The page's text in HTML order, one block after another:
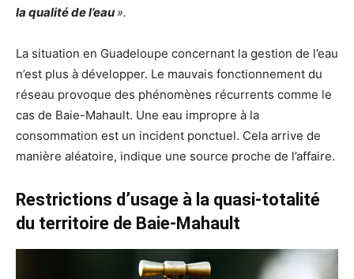
la qualité de l’eau».
La situation en Guadeloupe concernant la gestion de l’eau
n’est plus à développer. Le mauvais fonctionnement du
réseau provoque des phénomènes récurrents comme le
cas de Baie-Mahault. Une eau impropre à la
consommation est un incident ponctuel. Cela arrive de
manière aléatoire, indique une source proche de l’affaire.
Restrictions d’usage à la quasi-totalité
du territoire de Baie-Mahault